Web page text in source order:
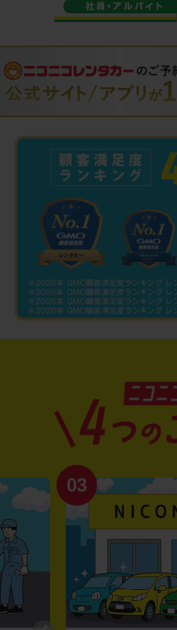
03